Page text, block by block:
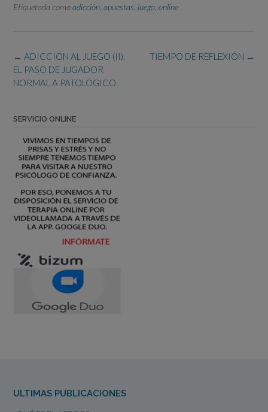
Etiquetada comoadicción apuestas juego online
Navegación
de
la
TIEMPO DE REFLEXIÓN →
← ADICCIÓN AL JUEGO (II).
EL PASO DE JUGADOR
NORMAL A PATOLÓGICO.
SERVICIO ONLINE
ULTIMAS PUBLICACIONES